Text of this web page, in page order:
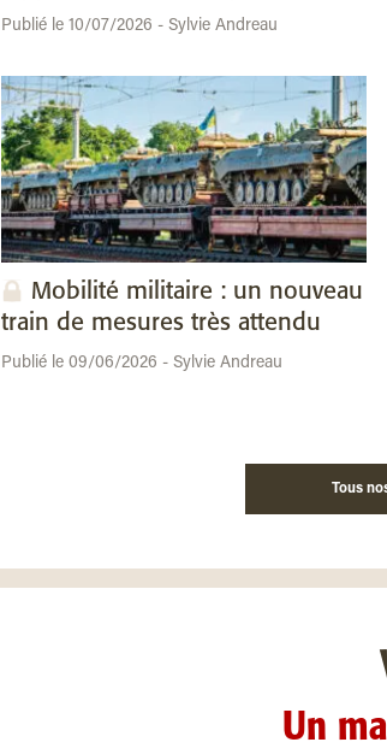
Publié le 10/07/2026 - Sylvie Andreau
Mobilité militaire : un nouveau
train de mesures très attendu
Publié le 09/06/2026 - Sylvie Andreau
Un